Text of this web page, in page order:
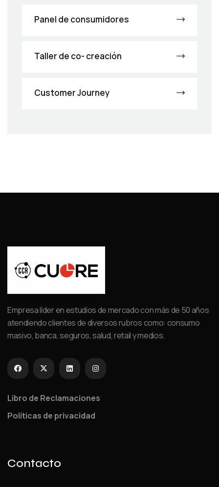
Panel de consumidores
Taller de co- creación
Customer Journey
Empresa líder en estudios de mercado con más de 50 años
atendiendo clientes de diversos rubros como: consumo
masivo, banca, seguros, salud, retail y medios.
Libro de Reclamaciones
Políticas de privacidad
Contacto